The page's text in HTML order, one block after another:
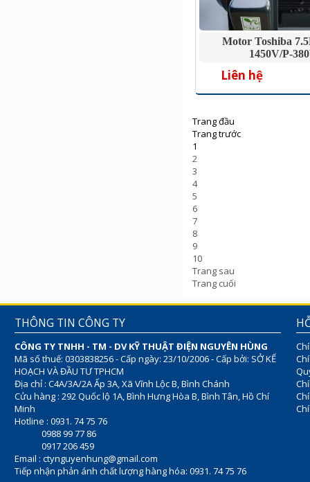
Motor Toshiba
1450V/P-
Liên hệ
Trang đầu
Trang trước
1
2
3
4
5
6
7
8
9
10
Trang sau
Trang cuối
THÔNG TIN CÔNG TY
CÔNG TY TNHH - TM - DV KỸ THUẬT ĐIỆN NGUYÊN HÙNG
Mã số thuế: 0303838256 - Cấp ngày: 23/10/2006 - Cấp bởi: SỞ KẾ
HOẠCH VÀ ĐẦU TƯ TPHCM
Địa chỉ : C4A/3A/2A Ấp 3A, Xã Vĩnh Lộc B, Bình Chánh
Cửu hàng : 292 Quốc lộ 1A, Bình Hưng Hòa B, Bình Tân, Hồ Chí
Minh
Hotline : 0931. 74 75 76
0988 99 77 86
0917 206 459
Email : ctynguyenhung@gmail.com
Tiếp nhận phản ánh chất lượng hàng hóa: 0931. 74 75 76